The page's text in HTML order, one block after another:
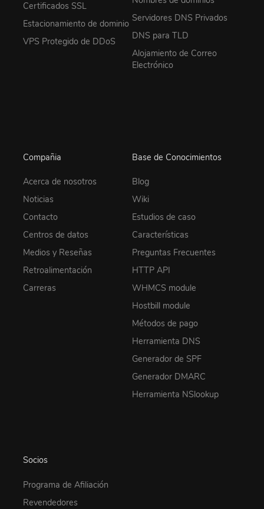
Certificados SSL
Estacionamiento de dominio
VPS Protegido de DDoS
Servidores DNS Privados
DNS para TLD
Alojamiento de Correo
Electrónico
Compañia
Acerca de nosotros
Noticias
Contacto
Centros de datos
Medios y Reseñas
Retroalimentación
Carreras
Base de Conocimientos
Blog
Wiki
Estudios de caso
Características
Preguntas Frecuentes
HTTP API
WHMCS module
Hostbill module
Métodos de pago
Herramienta DNS
Generador de SPF
Generador DMARC
Herramienta NSlookup
Socios
Programa de Afiliación
Revendedores